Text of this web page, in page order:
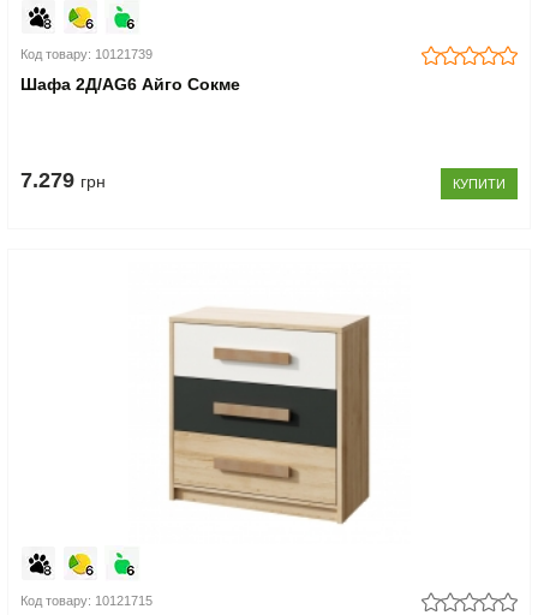
Код товару: 10121739
Шафа 2Д/AG6 Айго Сокме
7.279 грн КУПИТИ
Код товару: 10121715